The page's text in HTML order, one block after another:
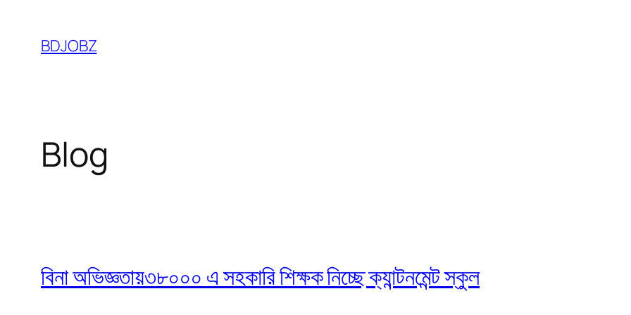
content
BDJOBZ
Blog
বিনা অভিজ্ঞতায়৩৮০০০ এ সহকারি শিক্ষক নিচ্ছে ক্যান্টনমেন্ট স্কুল